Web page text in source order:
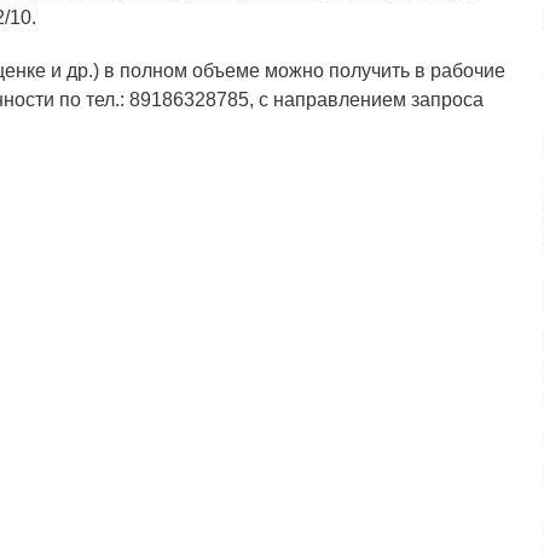
10.
и др.) в полном объеме можно получить в рабочие
по тел.: 89186328785, с направлением запроса